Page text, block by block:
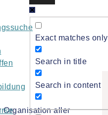
Exact matches only
Search in title
Search in content
Organisation aller